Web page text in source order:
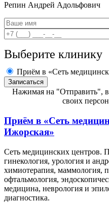
Репин Андрей Адольфович
Выберите клинику
Приём в «Сеть
Нажимая на "Отправить",
своих
Приём в «Сеть
Ижорская»
Сеть медицинских центров.
гинекология, урология и
химиотерапия, маммология,
офтальмология,
медицина, неврология и
диагностика.